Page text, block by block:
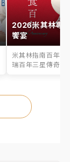
2026米其林專
饗宴
米其林指南百年之
瑞百年三星傳奇、